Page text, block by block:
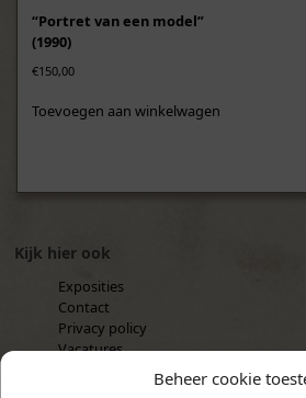
Beheer cookie
“Portret van een model”
(1990)
€150,00
Toevoegen aan winkelwagen
Kijk hier ook
Exposities
Contact
Privacy policy
Vacatures
Waarom museumglas?
Cookiebeleid (EU)